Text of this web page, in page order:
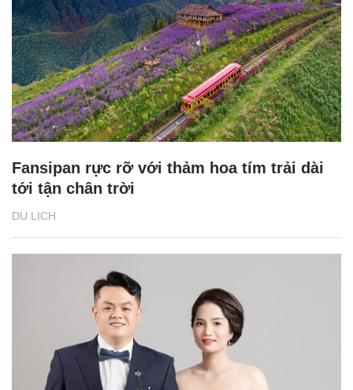
DU LỊCH
Fansipan rực rỡ với thảm hoa tím trải dài
tới tận chân trời